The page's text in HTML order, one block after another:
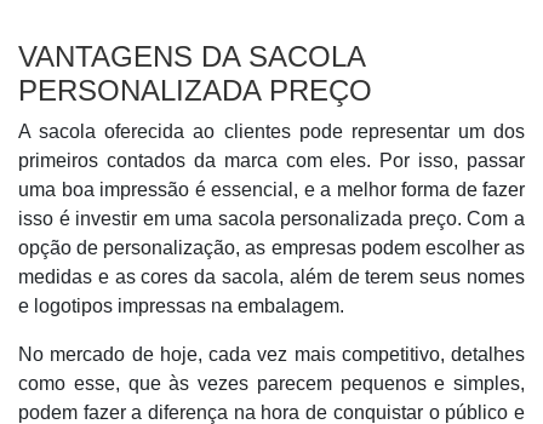
VANTAGENS DA SACOLA
PERSONALIZADA PREÇO
A sacola oferecida ao clientes pode representar um dos
primeiros contados da marca com eles. Por isso, passar
uma boa impressão é essencial, e a melhor forma de fazer
isso é investir em uma sacola personalizada preço. Com a
opção de personalização, as empresas podem escolher as
medidas e as cores da sacola, além de terem seus nomes
e logotipos impressas na embalagem.
No mercado de hoje, cada vez mais competitivo, detalhes
como esse, que às vezes parecem pequenos e simples,
podem fazer a diferença na hora de conquistar o público e